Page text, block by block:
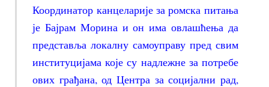
Координатор канцеларије за ромска питања
је Бајрам Морина и он има овлашћења да
представља локалну самоуправу пред свим
институцијама које су надлежне за потребе
ових грађана, од Центра за социјални рад,